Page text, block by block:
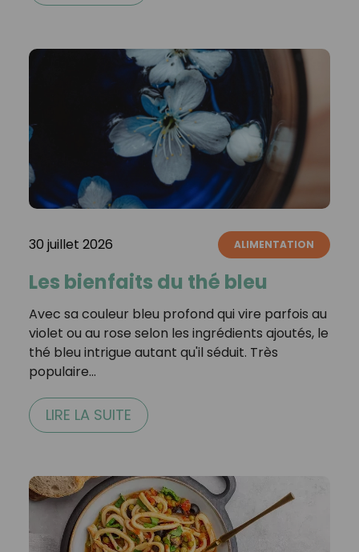
30 juillet 2026 ALIMENTATION
Les bienfaits du thé bleu
Avec sa couleur bleu profond qui vire parfois au
violet ou au rose selon les ingrédients ajoutés, le
thé bleu intrigue autant qu'il séduit. Très
populaire…
LIRE LA SUITE